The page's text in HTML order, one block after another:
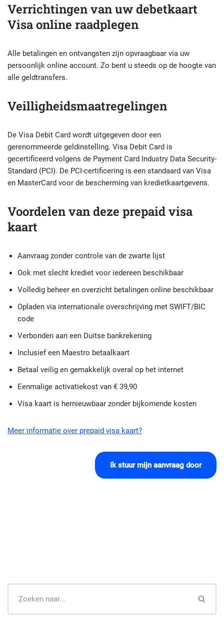
Verrichtingen van uw debetkaart
Visa online raadplegen
Alle betalingen en ontvangsten zijn opvraagbaar via uw
persoonlijk online account. Zo bent u steeds op de hoogte van
alle geldtransfers.
Veilligheidsmaatregelingen
De Visa Debit Card wordt uitgegeven door een
gerenommeerde geldinstelling. Visa Debit Card is
gecertificeerd volgens de Payment Card Industry Data Security-
Standard (PCI). De PCI-certificering is een standaard van Visa
en MasterCard voor de bescherming van kredietkaartgevens.
Voordelen van deze prepaid visa
kaart
Aanvraag zonder controle van de zwarte lijst
Ook met slecht krediet voor iedereen beschikbaar
Volledig beheer en overzicht betalingen online beschikbaar
Opladen via internationale overschrijving met SWIFT/BIC
code
Verbonden aan een Duitse bankrekening
Inclusief een Maestro betaalkaart
Betaal veilig en gemakkelijk overal op het internet
Eenmalige activatiekost van € 39,90
Visa kaart is hernieuwbaar zonder bijkomende kosten
Meer informatie over prepaid visa kaart?
Ik stuur mijn aanvraag door